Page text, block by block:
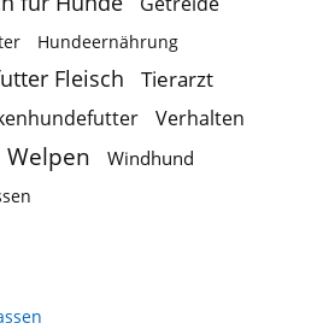
Hundeernährung
Fleisch
Tierarzt
Verhalten
Welpen Windhund